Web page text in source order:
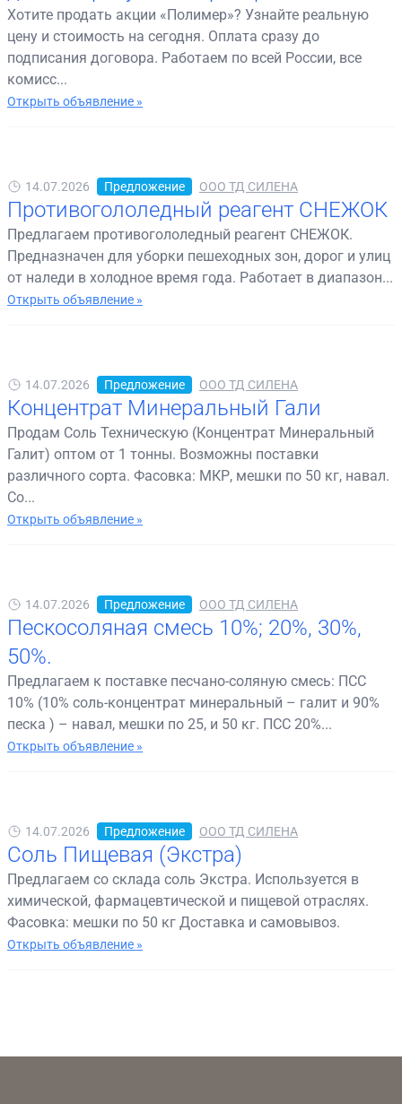
Хотите продать акции «Полимер»? Узнайте реальную
цену и стоимость на сегодня. Оплата сразу до
подписания договора. Работаем по всей России, все
комисс...
Открыть объявление »
14.07.2026 Предложение ООО ТД СИЛЕНА
Противогололедный реагент СНЕЖОК
Предлагаем противогололедный реагент СНЕЖОК.
Предназначен для уборки пешеходных зон, дорог и улиц
от наледи в холодное время года. Работает в диапазон...
Открыть объявление »
14.07.2026 Предложение ООО ТД СИЛЕНА
Концентрат Минеральный Гали
Продам Соль Техническую (Концентрат Минеральный
Галит) оптом от 1 тонны. Возможны поставки
различного сорта. Фасовка: МКР, мешки по 50 кг, навал.
Со...
Открыть объявление »
14.07.2026 Предложение ООО ТД СИЛЕНА
Пескосоляная смесь 10%; 20%, 30%,
50%.
Предлагаем к поставке песчано-соляную смесь: ПСС
10% (10% соль-концентрат минеральный – галит и 90%
песка ) – навал, мешки по 25, и 50 кг. ПСС 20%...
Открыть объявление »
14.07.2026 Предложение ООО ТД СИЛЕНА
Соль Пищевая (Экстра)
Предлагаем со склада соль Экстра. Используется в
химической, фармацевтической и пищевой отраслях.
Фасовка: мешки по 50 кг Доставка и самовывоз.
Открыть объявление »